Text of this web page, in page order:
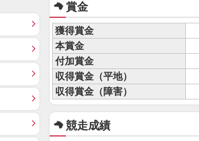
賞金
獲得賞金
本賞金
付加賞金
収得賞金（平地）
収得賞金（障害）
競走成績